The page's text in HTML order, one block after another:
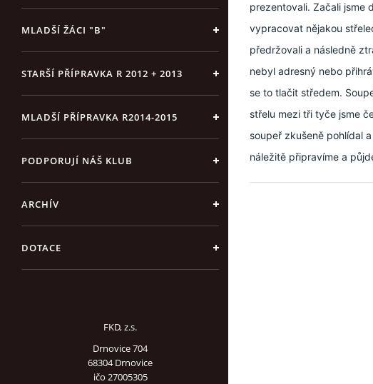
MLADŠÍ ŽÁCI "B"
STARŠÍ PŘÍPRAVKA R 2012 + 2013
MLADŠÍ PŘÍPRAVKA R2014-2015
PODPORUJÍ NÁŠ KLUB
ARCHÍV
DOTACE
FKD, z.s.
Drnovice 704
68304 Drnovice
ičo 27005305
prezentovali. Začali jsme
vypracovat nějakou
předržovali a následně
nebyl adresný nebo
se to tlačit středem.
střelu mezi tři tyče jsme
soupeř zkušeně pohlídal
náležitě připravíme a